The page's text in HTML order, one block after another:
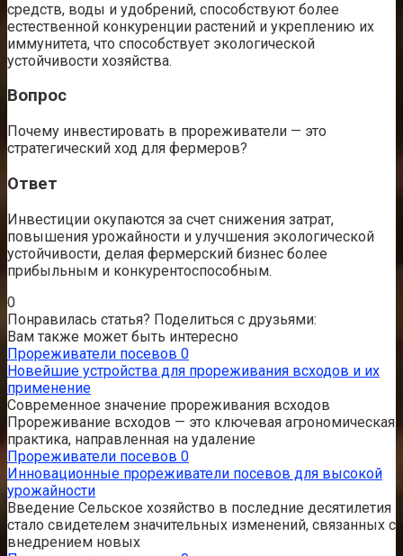
средств, воды и удобрений, способствуют более
естественной конкуренции растений и укреплению их
иммунитета, что способствует экологической
устойчивости хозяйства.
Вопрос
Почему инвестировать в прореживатели — это
стратегический ход для фермеров?
Ответ
Инвестиции окупаются за счет снижения затрат,
повышения урожайности и улучшения экологической
устойчивости, делая фермерский бизнес более
прибыльным и конкурентоспособным.
0
Понравилась статья? Поделиться с друзьями:
Вам также может быть интересно
Прореживатели посевов 0
Новейшие устройства для прореживания всходов и их
применение
Современное значение прореживания всходов
Прореживание всходов — это ключевая агрономическая
практика, направленная на удаление
Прореживатели посевов 0
Инновационные прореживатели посевов для высокой
урожайности
Введение Сельское хозяйство в последние десятилетия
стало свидетелем значительных изменений, связанных с
внедрением новых